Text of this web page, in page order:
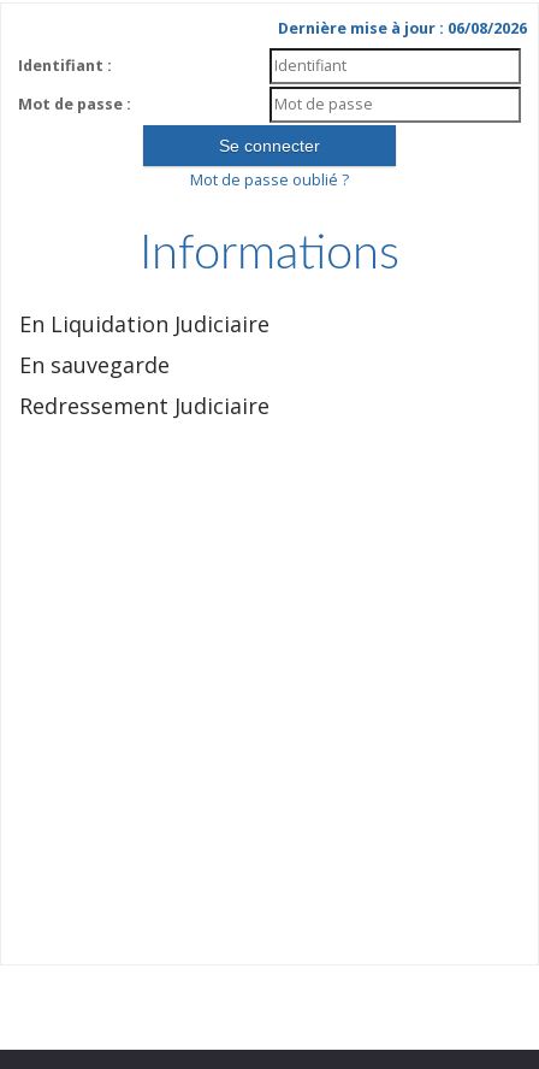
Dernière mise à jour : 06/08/2026
Identifiant :
Mot de passe :
Mot de passe oublié ?
Informations
En Liquidation Judiciaire
En sauvegarde
Redressement Judiciaire